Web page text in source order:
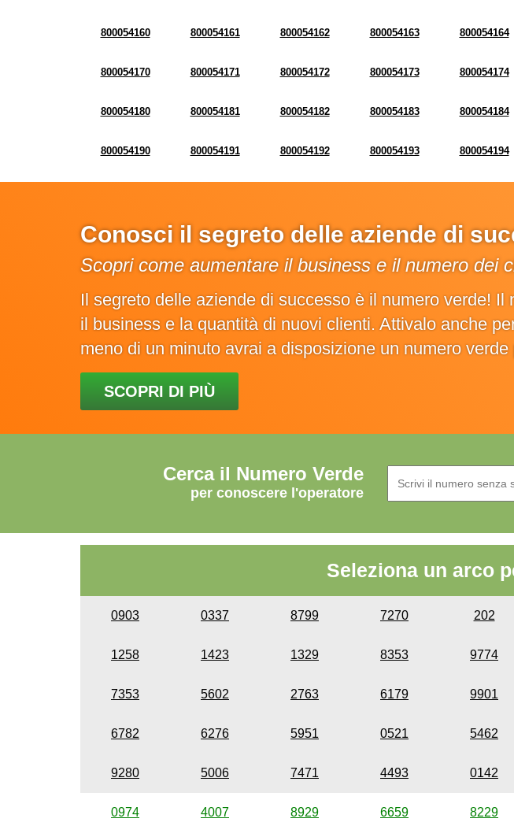
800054160 800054161 800054162 800054163 800054164
800054170 800054171 800054172 800054173 800054174
800054180 800054181 800054182 800054183 800054184
800054190 800054191 800054192 800054193 800054194
Conosci il segreto delle aziende di
Scopri come aumentare il business e il numero dei
Il segreto delle aziende di successo è il numero verde!
il business e la quantità di nuovi clienti. Attivalo anche
meno di un minuto avrai a disposizione un numero
SCOPRI DI PIÙ
Cerca il Numero Verde
per conoscere l'operatore
Seleziona un arco
0903 0337 8799 7270 202
1258 1423 1329 8353 9774
7353 5602 2763 6179 9901
6782 6276 5951 0521 5462
9280 5006 7471 4493 0142
0974 4007 8929 6659 8229